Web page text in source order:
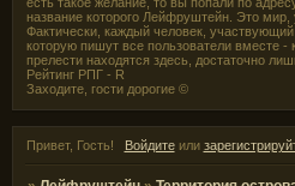
название которого Лейфруштейн. Это мир,
Фактически, каждый человек,
которую пишут все пользователи вместе
прелести находятся здесь, достаточно
Рейтинг РПГ - R
Заходите, гости дорогие ©
Привет, Гость! Войдитеили